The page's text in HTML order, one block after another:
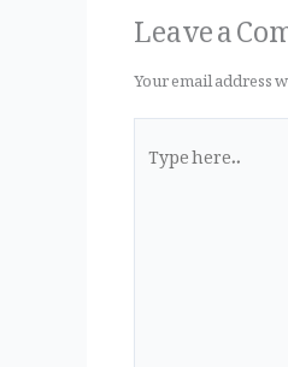
k
Leave a
Your email address
here..